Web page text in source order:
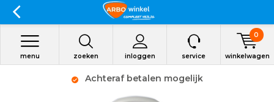
zoeken inloggen
menu service winkelwagen
0
Achteraf betalen mogelijk